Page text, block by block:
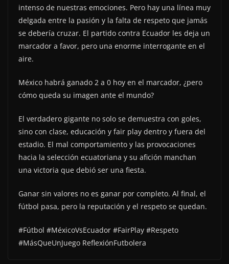
intenso de nuestras emociones. Pero hay una línea muy
delgada entre la pasión y la falta de respeto que jamás
se debería cruzar. El partido contra Ecuador les deja un
marcador a favor, pero una enorme interrogante en el
aire.
México habrá ganado 2 a 0 hoy en el marcador, ¿pero
cómo queda su imagen ante el mundo?
El verdadero gigante no solo se demuestra con goles,
sino con clase, educación y fair play dentro y fuera del
estadio. El mal comportamiento y las provocaciones
hacia la selección ecuatoriana y su afición manchan
una victoria que debió ser una fiesta.
Ganar sin valores no es ganar por completo. Al final, el
fútbol pasa, pero la reputación y el respeto se quedan.
#Fútbol #MéxicoVsEcuador #FairPlay #Respeto
#MásQueUnJuego ReflexiónFutbolera